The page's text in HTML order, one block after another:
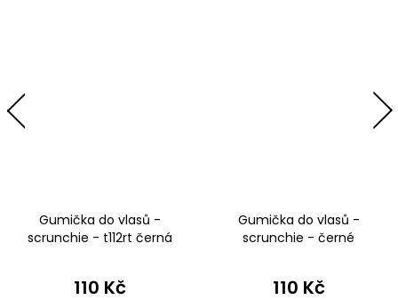
Gumička do vlasů -
scrunchie - t112rt černá
110 Kč
Gumička do vlasů -
scrunchie - černé
110 Kč